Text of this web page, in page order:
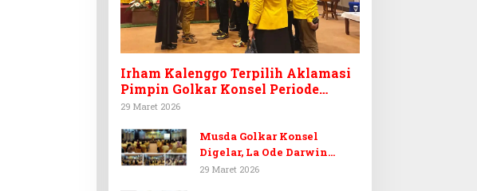
Irham Kalenggo Terpilih Aklamasi
Pimpin Golkar Konsel Periode
Ketiga
29 Maret 2026
Musda Golkar Konsel
Digelar, La Ode Darwin
Tekankan Soliditas Kader
29 Maret 2026